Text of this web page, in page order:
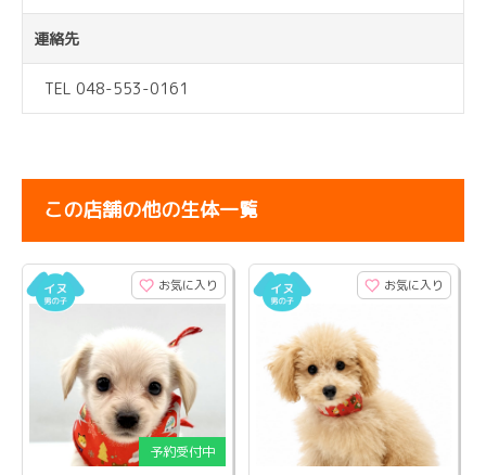
連絡先
TEL 048-553-0161
この店舗の他の生体一覧
お気に入り お気に入り